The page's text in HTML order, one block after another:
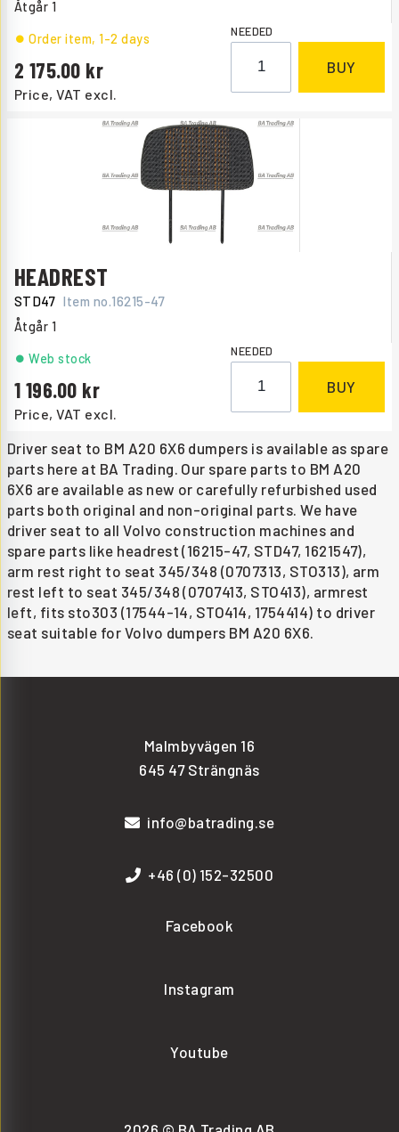
Åtgår 1
Price, VAT excl.
2 175.00
Order item, 1-2 days NEEDED
BUY
HEADREST
STD47 Item no.16215-47
Åtgår 1
Price, VAT excl.
1 196.00
Web stock NEEDED
BUY
Driver seat to BM A20 6X6 dumpers is available as spare
parts here at BA Trading. Our spare parts to BM A20
6X6 are available as new or carefully refurbished used
parts both original and non-original parts. We have
driver seat to all Volvo construction machines and
spare parts like headrest (16215-47, STD47, 1621547),
arm rest right to seat 345/348 (0707313, STO313), arm
rest left to seat 345/348 (0707413, STO413), armrest
left, fits sto303 (17544-14, STO414, 1754414) to driver
seat suitable for Volvo dumpers BM A20 6X6.
Malmbyvägen 16
645 47 Strängnäs
info@batrading.se
+46 (0) 152-32500
Facebook
Instagram
Youtube